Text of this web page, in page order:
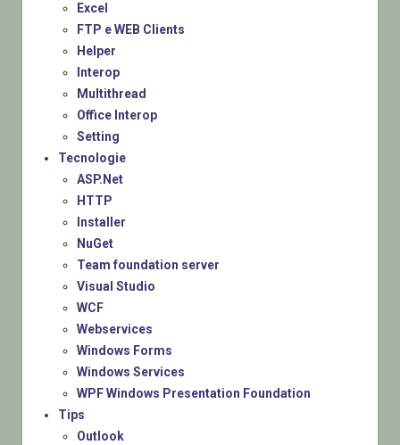
Excel
FTP e WEB Clients
Helper
Interop
Multithread
Office Interop
Setting
Tecnologie
ASP.Net
HTTP
Installer
NuGet
Team foundation server
Visual Studio
WCF
Webservices
Windows Forms
Windows Services
WPF Windows Presentation Foundation
Tips
Outlook